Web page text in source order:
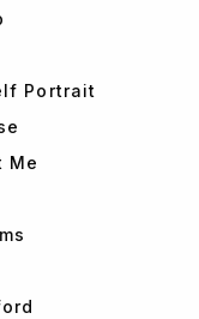
Portrait
Me